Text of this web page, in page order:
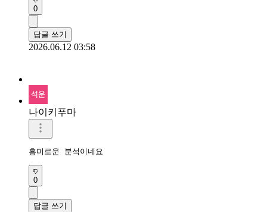
0
답글 쓰기
2026.06.12 03:58
나이키푸마
흥미로운 분석이네요
0
답글 쓰기